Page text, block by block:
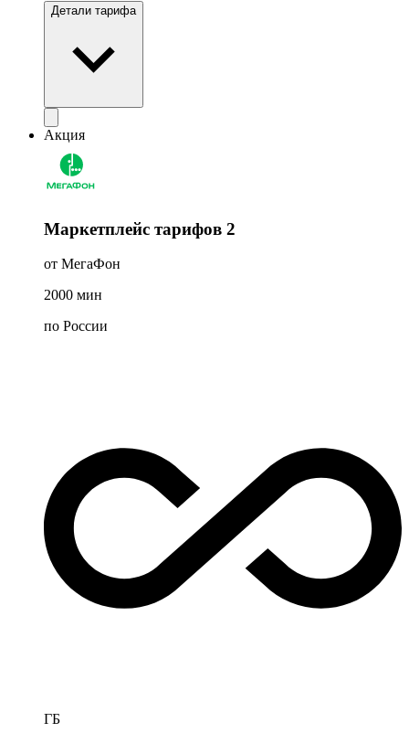
Детали тарифа
Акция
Маркетплейс тарифов 2
от МегаФон
2000 мин
по России
ГБ